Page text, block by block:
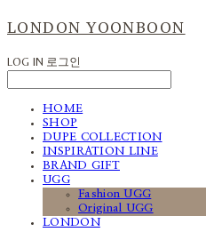
LONDON YOONBOON
LOG IN 로그인
HOME
SHOP
DUPE COLLECTION
INSPIRATION LINE
BRAND GIFT
UGG
Fashion UGG
Original UGG
LONDON